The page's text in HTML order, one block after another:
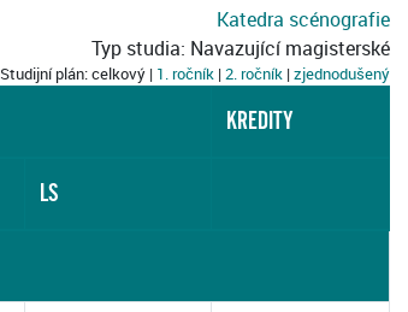
Katedra scénografie
Typ studia: Navazující magisterské
Studijní plán: celkový | 1. ročník |2. ročník |zjednodušený
KREDITY
LS